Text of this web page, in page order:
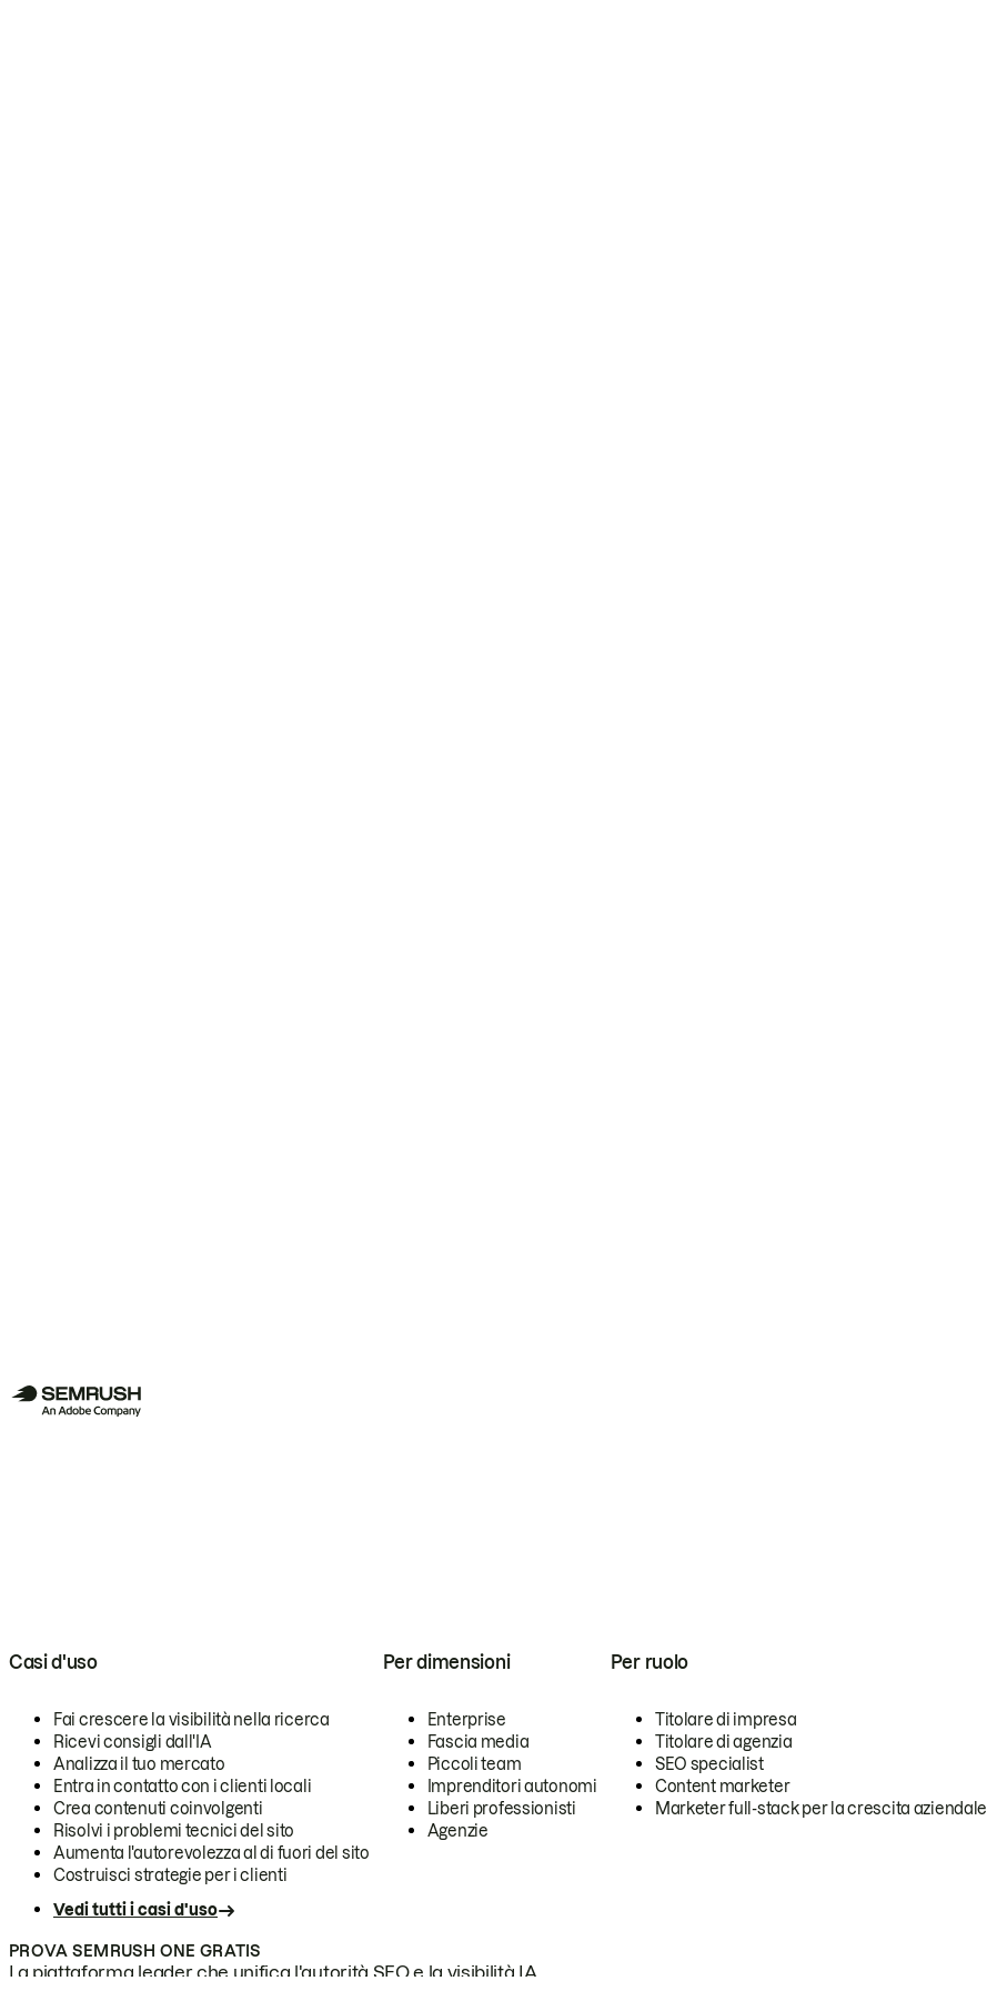
Casi d'uso
Fai crescere la visibilità nella ricerca
Ricevi consigli dall'IA
Analizza il tuo mercato
Entra in contatto con i clienti locali
Crea contenuti coinvolgenti
Risolvi i problemi tecnici del sito
Aumenta l'autorevolezza al di fuori del sito
Costruisci strategie per i clienti
Vedi tutti i casi d'uso
Per dimensioni
Enterprise
Fascia media
Piccoli team
Imprenditori autonomi
Liberi professionisti
Agenzie
Per ruolo
Titolare di impresa
Titolare di agenzia
SEO specialist
Content marketer
Marketer full-stack per la crescita aziendale
PROVA SEMRUSH ONE GRATIS
La piattaforma leader che unifica l'autorità SEO e la visibilità IA.